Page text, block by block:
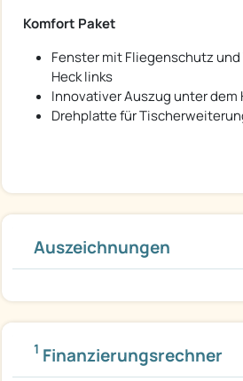
Komfort Paket
Fenster mit Fliegenschutz
Heck links
Innovativer Auszug unter dem
Drehplatte für
Auszeichnungen
1 Finanzierungsrechner